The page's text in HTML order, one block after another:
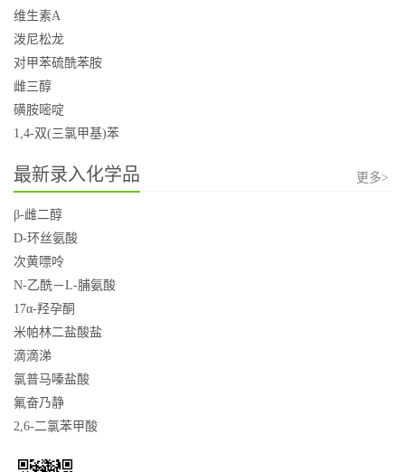
维生素A
泼尼松龙
对甲苯硫酰苯胺
雌三醇
磺胺嘧啶
1,4-双(三氯甲基)苯
最新录入化学品 更多>
β-雌二醇
D-环丝氨酸
次黄嘌呤
N-乙酰－L-脯氨酸
17α-羟孕酮
米帕林二盐酸盐
滴滴涕
氯普马嗪盐酸
氟奋乃静
2,6-二氯苯甲酸